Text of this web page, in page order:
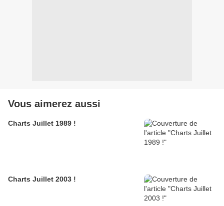
Vous aimerez aussi
Charts Juillet 1989 !
Charts Juillet 2003 !